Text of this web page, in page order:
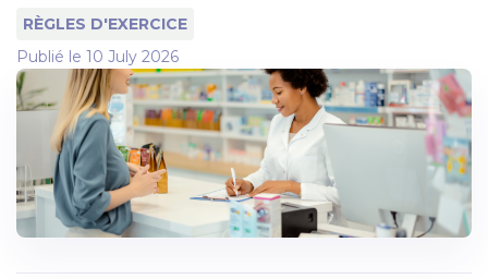
RÈGLES D'EXERCICE
Publié le 10 July 2026